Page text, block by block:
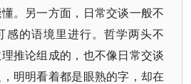
。另一方面，日常交谈一般不
感的语境里进行。哲学两头不
推论组成的，也不像日常交谈
明明看着都是眼熟的字，却在